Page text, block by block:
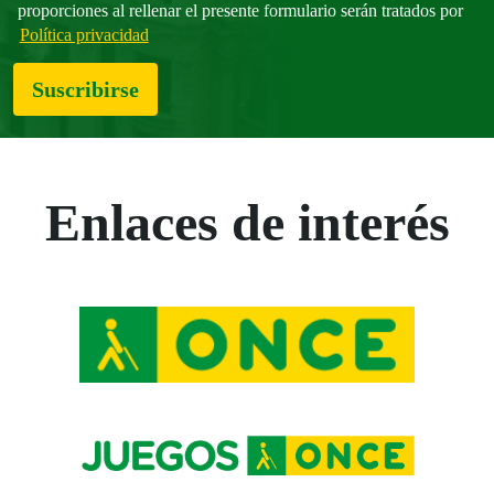
proporciones al rellenar el presente formulario serán tratados por
Política privacidad
Suscribirse
Enlaces de interés